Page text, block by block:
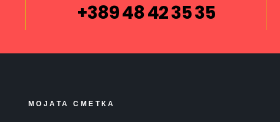
+389 48 42 35 35
МОЈАТА СМЕТКА